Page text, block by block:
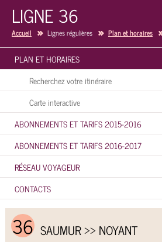
LIGNE 36
Accueil Lignes régulières Plan et horaires
PLAN ET HORAIRES
Recherchez votre itinéraire
Carte interactive
ABONNEMENTS ET TARIFS 2015-2016
ABONNEMENTS ET TARIFS 2016-2017
RÉSEAU VOYAGEUR
CONTACTS
36 SAUMUR >> NOYANT